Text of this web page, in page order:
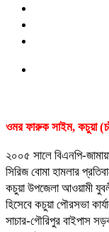
ওমর ফারুক সাইম, কচুয়া
২০০৫ সালে বিএনপি-
সিরিজ বোমা হামলার
কচুয়া উপজেলা আওয়ামী
হিসেবে কচুয়া পৌরসভা
সাচার-গৌরিপুর বাইপাস